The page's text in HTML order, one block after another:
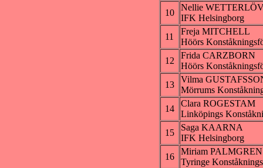
10
Nellie
IFK Helsingborg
11
Freja MITCHELL
Höörs
12
Frida CARZBORN
Höörs
13
Vilma
Mörrums
14
Clara ROGESTAM
Linköpings
15
Saga KAARNA
IFK Helsingborg
16
Miriam PALMGREN
Tyringe